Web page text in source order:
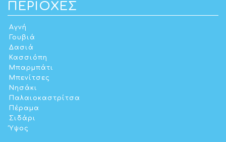
ΠΕΡΙΟΧΈΣ
Αγνή
Γουβιά
Δασιά
Κασσιόπη
Μπαρμπάτι
Μπενίτσες
Νησάκι
Παλαιοκαστρίτσα
Πέραμα
Σιδάρι
Ύψος